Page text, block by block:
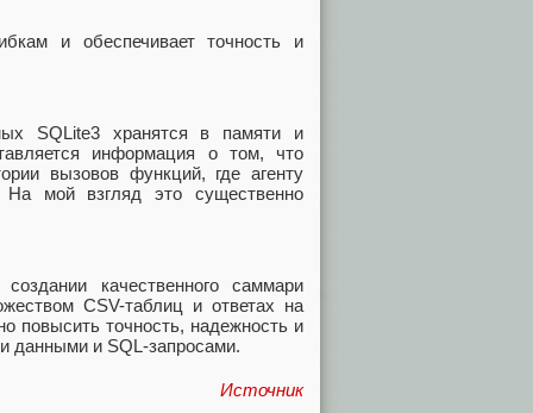
и обеспечивает точность и
SQLite3 хранятся в памяти и
информация о том, что
вызовов функций, где агенту
мой взгляд это существенно
качественного саммари
CSV-таблиц и ответах на
повысить точность, надежность и
данными и SQL-запросами.
Источник